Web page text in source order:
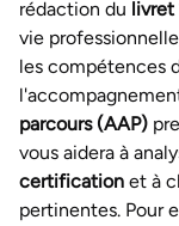
rédaction du livret
vie
les compétences
parcours (AAP)
vous aidera à
certification et à
pertinentes. Pour